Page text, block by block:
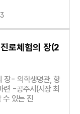
로체험의 장(2
장- 의학생명관, 항
련 -공주시(시장 최
수 있는 진